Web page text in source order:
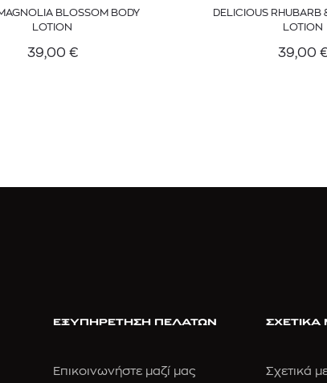
BLOSSOM BODY
LOTION
39,00 €
DELICIOUS RHUBARB
LOTION
39,00
ΕΞΥΠΗΡΕΤΗΣΗ ΠΕΛΑΤΩΝ
Επικοινωνήστε μαζί μας
ΣΧΕΤΙΚΑ
Σχετικά